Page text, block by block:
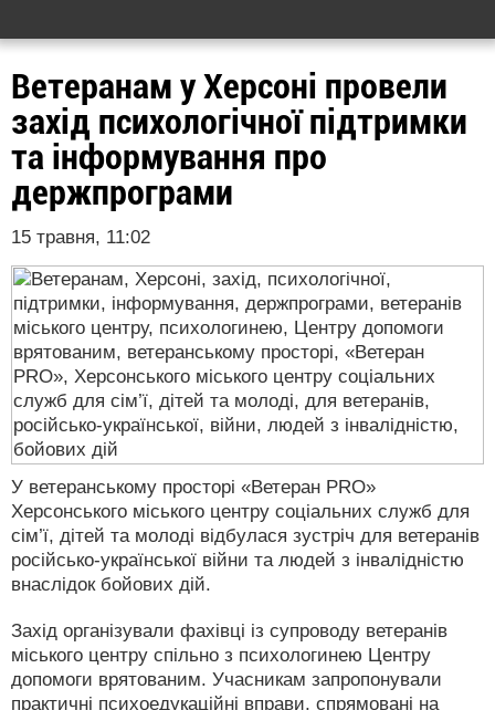
Ветеранам у Херсоні провели
захід психологічної підтримки
та інформування про
держпрограми
15 травня, 11:02
У ветеранському просторі «Ветеран PRO»
Херсонського міського центру соціальних служб для
сім’ї, дітей та молоді відбулася зустріч для ветеранів
російсько-української війни та людей з інвалідністю
внаслідок бойових дій.
Захід організували фахівці із супроводу ветеранів
міського центру спільно з психологинею Центру
допомоги врятованим. Учасникам запропонували
практичні психоедукаційні вправи, спрямовані на